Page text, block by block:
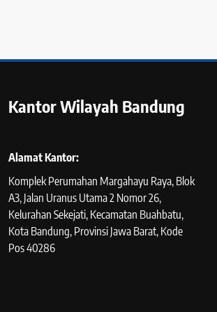
Kantor Wilayah Bandung
Alamat Kantor:
Komplek Perumahan Margahayu Raya, Blok
A3, Jalan Uranus Utama 2 Nomor 26,
Kelurahan Sekejati, Kecamatan Buahbatu,
Kota Bandung, Provinsi Jawa Barat, Kode
Pos 40286